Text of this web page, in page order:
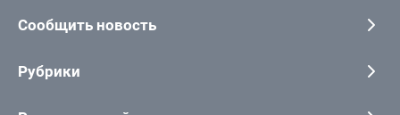
Сообщить новость
Рубрики